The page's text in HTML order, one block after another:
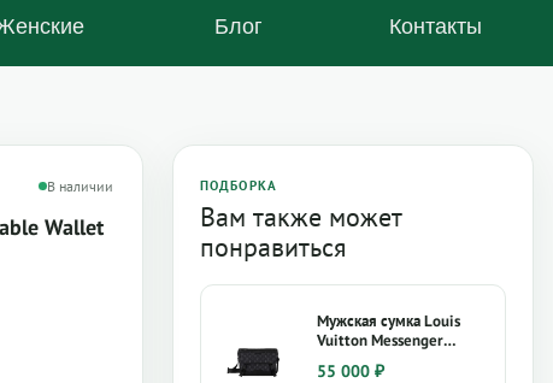
Блог Контакты
В наличии
Wallet
ПОДБОРКА
Вам также может
понравиться
Мужская сумка Louis
Vuitton Messenger
Voyager PM M12517
55 000 ₽